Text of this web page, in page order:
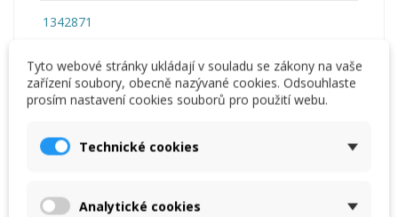
1342871
Tyto webové stránky ukládají v souladu se zákony na vaše
zařízení soubory, obecně nazývané cookies. Odsouhlaste
prosím nastavení cookies souborů pro použití webu.
Technické cookies
Analytické cookies